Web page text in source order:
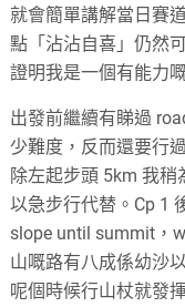
就會簡單講解當日賽
點「沾沾自喜」仍然
證明我是一個有能力
出發前繼續有睇過
少難度，反而還要行
除左起步頭 5km我稍
以急步行代替。 Cp 1
slope until summit ，
山嘅路有八成係幼沙
呢個時候行山杖就發